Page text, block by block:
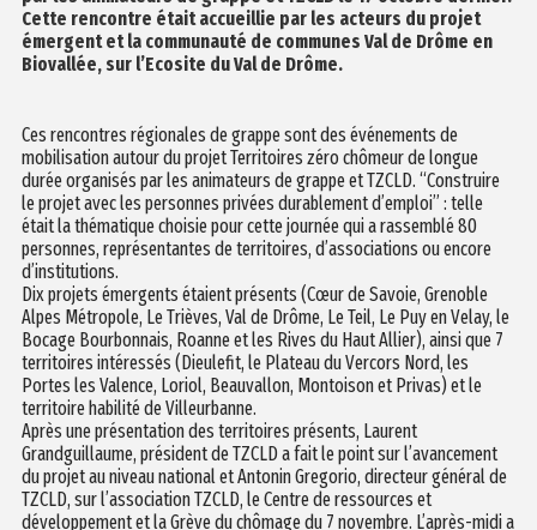
Cette rencontre était accueillie par les acteurs du projet
émergent et la communauté de communes Val de Drôme en
Biovallée, sur l’Ecosite du Val de Drôme.
Ces rencontres régionales de grappe sont des événements de
mobilisation autour du projet Territoires zéro chômeur de longue
durée organisés par les animateurs de grappe et TZCLD. “Construire
le projet avec les personnes privées durablement d’emploi” : telle
était la thématique choisie pour cette journée qui a rassemblé 80
personnes, représentantes de territoires, d’associations ou encore
d’institutions.
Dix projets émergents étaient présents (Cœur de Savoie, Grenoble
Alpes Métropole, Le Trièves, Val de Drôme, Le Teil, Le Puy en Velay, le
Bocage Bourbonnais, Roanne et les Rives du Haut Allier), ainsi que 7
territoires intéressés (Dieulefit, le Plateau du Vercors Nord, les
Portes les Valence, Loriol, Beauvallon, Montoison et Privas) et le
territoire habilité de Villeurbanne.
Après une présentation des territoires présents, Laurent
Grandguillaume, président de TZCLD a fait le point sur l’avancement
du projet au niveau national et Antonin Gregorio, directeur général de
TZCLD, sur l’association TZCLD, le Centre de ressources et
développement et la Grève du chômage du 7 novembre. L’après-midi a